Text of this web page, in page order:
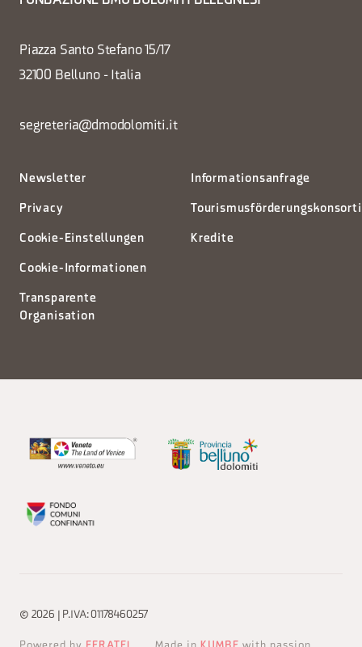
Piazza Santo Stefano 15/17
32100 Belluno - Italia
segreteria@dmodolomiti.it
Newsletter
Privacy
Cookie-Einstellungen
Cookie-Informationen
Transparente
Organisation
Informationsanfrage
Kredite
© 2026 | P.IVA: 01178460257